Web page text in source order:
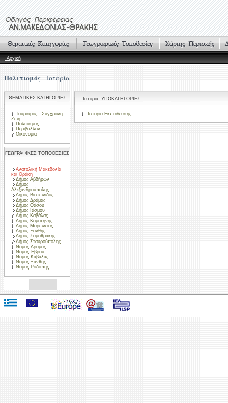
Αρχική
Πολιτισμός Ιστορία
ΘΕΜΑΤΙΚΕΣ ΚΑΤΗΓΟΡΙΕΣ
Τουρισμός - Σύγχρονη
Ζωή
Πολιτισμός
Περιβάλλον
Οικονομία
ΓΕΩΓΡΑΦΙΚΕΣ ΤΟΠΟΘΕΣΙΕΣ
Ανατολική Μακεδονία
και Θράκη
Δήμος Αβδήρων
Δήμος
Αλεξανδρούπολης
Δήμος Βιστωνίδος
Δήμος Δράμας
Δήμος Θάσου
Δήμος Ιάσμου
Δήμος Καβάλας
Δήμος Κομοτηνής
Δήμος Μαρωνείας
Δήμος Ξάνθης
Δήμος Σαμοθράκης
Δήμος Σταυρούπολης
Νομός Δράμας
Νομός Έβρου
Νομός Καβάλας
Νομός Ξάνθης
Νομός Ροδόπης
Ιστορία: ΥΠΟΚΑΤΗΓΟΡΙΕΣ
Ιστορία Εκπαίδευσης